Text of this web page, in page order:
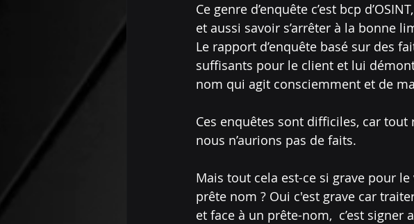
Ce genre d’enquête c’est bcp
et aussi savoir s’arrêter à la bonne
Le rapport d’enquête basé sur des
suffisants pour le client et lui
nom qui agit consciemment et de
Ces enquêtes sont difficiles, car
nous n’aurions pas de faits.
Mais tout cela est-ce si grave pour
prête nom ? Oui c'est grave car
et face à un prête-nom,  c’est